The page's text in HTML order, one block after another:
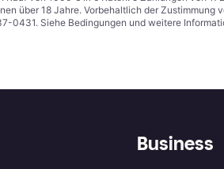
über 18 Jahre. Vorbehaltlich der
0431. Siehe Bedingungen und weitere
Business